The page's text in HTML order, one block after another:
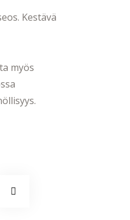
Kestävä
myös